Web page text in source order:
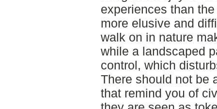
experiences than
more elusive and
walk on in nature
while a landscaped
control, which
There should not be
that remind you of